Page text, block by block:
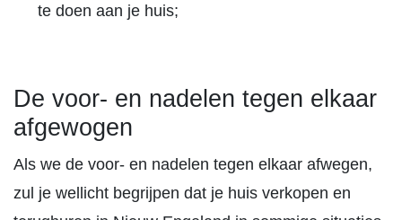
te doen aan je huis;
De voor- en nadelen tegen elkaar
afgewogen
Als we de voor- en nadelen tegen elkaar afwegen,
zul je wellicht begrijpen dat je huis verkopen en